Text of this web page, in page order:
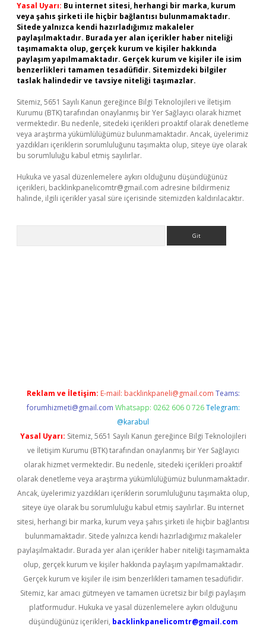
Yasal Uyarı: Bu internet sitesi, herhangi bir marka, kurum
veya şahıs şirketi ile hiçbir bağlantısı bulunmamaktadır.
Sitede yalnızca kendi hazırladığımız makaleler
paylaşılmaktadır. Burada yer alan içerikler haber niteliği
taşımamakta olup, gerçek kurum ve kişiler hakkında
paylaşım yapılmamaktadır. Gerçek kurum ve kişiler ile isim
benzerlikleri tamamen tesadüfidir. Sitemizdeki bilgiler
taslak halindedir ve tavsiye niteliği taşımazlar.
Sitemiz, 5651 Sayılı Kanun gereğince Bilgi Teknolojileri ve İletişim
Kurumu (BTK) tarafından onaylanmış bir Yer Sağlayıcı olarak hizmet
vermektedir. Bu nedenle, sitedeki içerikleri proaktif olarak denetleme
veya araştırma yükümlülüğümüz bulunmamaktadır. Ancak, üyelerimiz
yazdıkları içeriklerin sorumluluğunu taşımakta olup, siteye üye olarak
bu sorumluluğu kabul etmiş sayılırlar.
Hukuka ve yasal düzenlemelere aykırı olduğunu düşündüğünüz
içerikleri, backlinkpanelicomtr@gmail.com adresine bildirmeniz
halinde, ilgili içerikler yasal süre içerisinde sitemizden kaldırılacaktır.
Reklam ve İletişim: E-mail: backlinkpaneli@gmail.com Teams:
forumhizmeti@gmail.com Whatsapp: 0262 606 0 726 Telegram:
@karabul
Yasal Uyarı: Sitemiz, 5651 Sayılı Kanun gereğince Bilgi Teknolojileri
ve İletişim Kurumu (BTK) tarafından onaylanmış bir Yer Sağlayıcı
olarak hizmet vermektedir. Bu nedenle, sitedeki içerikleri proaktif
olarak denetleme veya araştırma yükümlülüğümüz bulunmamaktadır.
Ancak, üyelerimiz yazdıkları içeriklerin sorumluluğunu taşımakta olup,
siteye üye olarak bu sorumluluğu kabul etmiş sayılırlar. Bu internet
sitesi, herhangi bir marka, kurum veya şahıs şirketi ile hiçbir bağlantısı
bulunmamaktadır. Sitede yalnızca kendi hazırladığımız makaleler
paylaşılmaktadır. Burada yer alan içerikler haber niteliği taşımamakta
olup, gerçek kurum ve kişiler hakkında paylaşım yapılmamaktadır.
Gerçek kurum ve kişiler ile isim benzerlikleri tamamen tesadüfidir.
Sitemiz, kar amacı gütmeyen ve tamamen ücretsiz bir bilgi paylaşım
platformudur. Hukuka ve yasal düzenlemelere aykırı olduğunu
düşündüğünüz içerikleri, backlinkpanelicomtr@gmail.com